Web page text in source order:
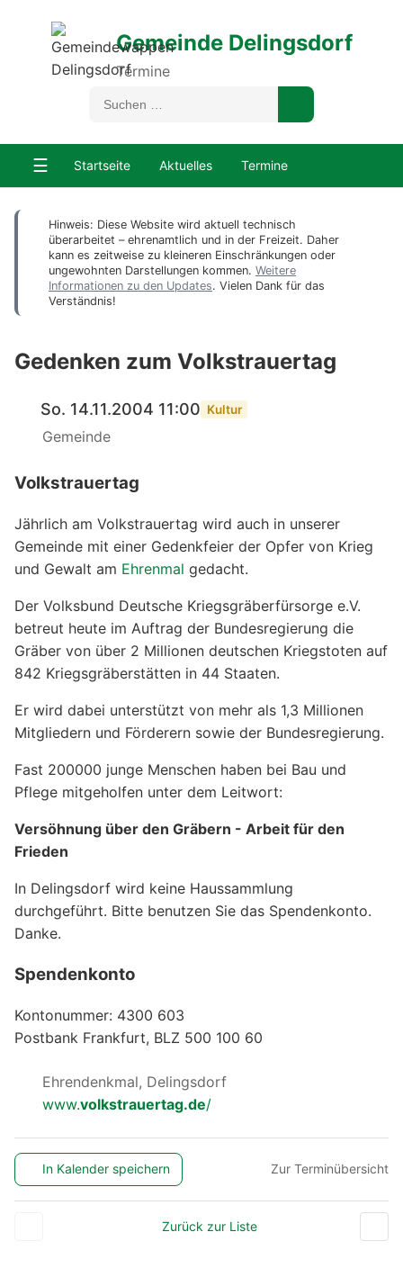
Gemeinde Delingsdorf
Termine
☰ Startseite Aktuelles Termine
Hinweis: Diese Website wird aktuell technisch
überarbeitet – ehrenamtlich und in der Freizeit. Daher
kann es zeitweise zu kleineren Einschränkungen oder
ungewohnten Darstellungen kommen. Weitere
Informationen zu den Updates. Vielen Dank für das
Verständnis!
Gedenken zum Volkstrauertag
So. 14.11.2004 11:00 Kultur
Gemeinde
Volkstrauertag
Jährlich am Volkstrauertag wird auch in unserer
Gemeinde mit einer Gedenkfeier der Opfer von Krieg
und Gewalt am Ehrenmal gedacht.
Der Volksbund Deutsche Kriegsgräberfürsorge e.V.
betreut heute im Auftrag der Bundesregierung die
Gräber von über 2 Millionen deutschen Kriegstoten auf
842 Kriegsgräberstätten in 44 Staaten.
Er wird dabei unterstützt von mehr als 1,3 Millionen
Mitgliedern und Förderern sowie der Bundesregierung.
Fast 200000 junge Menschen haben bei Bau und
Pflege mitgeholfen unter dem Leitwort:
Versöhnung über den Gräbern - Arbeit für den
Frieden
In Delingsdorf wird keine Haussammlung
durchgeführt. Bitte benutzen Sie das Spendenkonto.
Danke.
Spendenkonto
Kontonummer: 4300 603
Postbank Frankfurt, BLZ 500 100 60
Ehrendenkmal, Delingsdorf
www.volkstrauertag.de/
In Kalender speichern Zur Terminübersicht
Zurück zur Liste